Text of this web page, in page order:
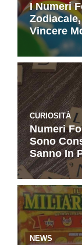
I Numeri
Vincere
CURIOSITÀ
Numeri
Sono
Sanno In
NEWS